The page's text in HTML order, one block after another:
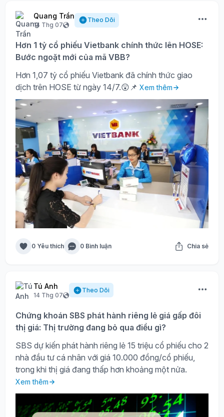
Quang Trần
14 Thg 07
Theo Dõi
Hơn 1 tỷ cổ phiếu Vietbank chính thức lên HOSE:
Bước ngoặt mới của mã VBB?
Hơn 1,07 tỷ cổ phiếu Vietbank đã chính thức giao
dịch trên HOSE từ ngày 14/7.😲📌 Xem thêm
0 Yêu thích 0 Bình luận Chia sẻ
Tú Anh
14 Thg 07
Theo Dõi
Chứng khoán SBS phát hành riêng lẻ giá gấp đôi
thị giá: Thị trường đang bỏ qua điều gì?
SBS dự kiến phát hành riêng lẻ 15 triệu cổ phiếu cho 2
nhà đầu tư cá nhân với giá 10.000 đồng/cổ phiếu,
trong khi thị giá đang thấp hơn khoảng một nửa.
Xem thêm